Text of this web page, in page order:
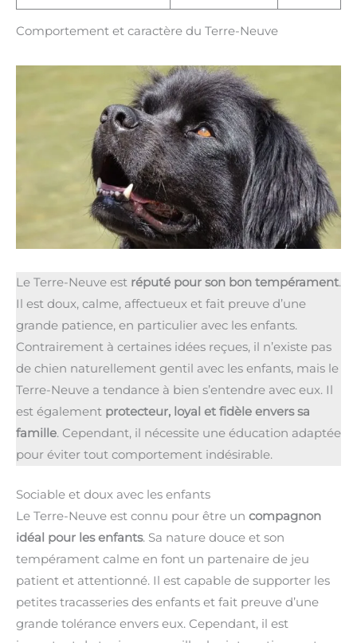
Comportement et caractère du Terre-Neuve
Le Terre-Neuve est réputé pour son bon tempérament.
Il est doux, calme, affectueux et fait preuve d’une
grande patience, en particulier avec les enfants.
Contrairement à certaines idées reçues, il n’existe pas
de chien naturellement gentil avec les enfants, mais le
Terre-Neuve a tendance à bien s’entendre avec eux. Il
est également protecteur, loyal et fidèle envers sa
famille. Cependant, il nécessite une éducation adaptée
pour éviter tout comportement indésirable.
Sociable et doux avec les enfants
Le Terre-Neuve est connu pour être un compagnon
idéal pour les enfants. Sa nature douce et son
tempérament calme en font un partenaire de jeu
patient et attentionné. Il est capable de supporter les
petites tracasseries des enfants et fait preuve d’une
grande tolérance envers eux. Cependant, il est